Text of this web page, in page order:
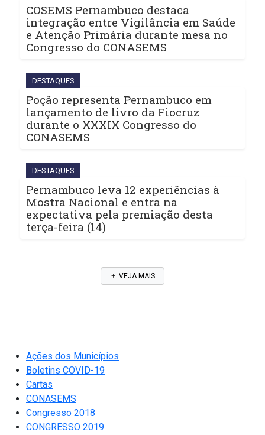
COSEMS Pernambuco destaca
integração entre Vigilância em Saúde
e Atenção Primária durante mesa no
Congresso do CONASEMS
DESTAQUES
Poção representa Pernambuco em
lançamento de livro da Fiocruz
durante o XXXIX Congresso do
CONASEMS
DESTAQUES
Pernambuco leva 12 experiências à
Mostra Nacional e entra na
expectativa pela premiação desta
terça-feira (14)
VEJA MAIS
Ações dos Municípios
Boletins COVID-19
Cartas
CONASEMS
Congresso 2018
CONGRESSO 2019